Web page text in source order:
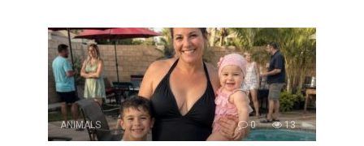
ANIMALS 0 13